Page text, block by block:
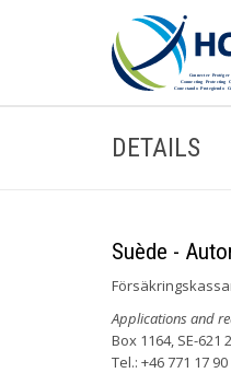
DETAILS
Suède -
Applications and
Box 1164, SE-621
Tel.: +46 771 17 90